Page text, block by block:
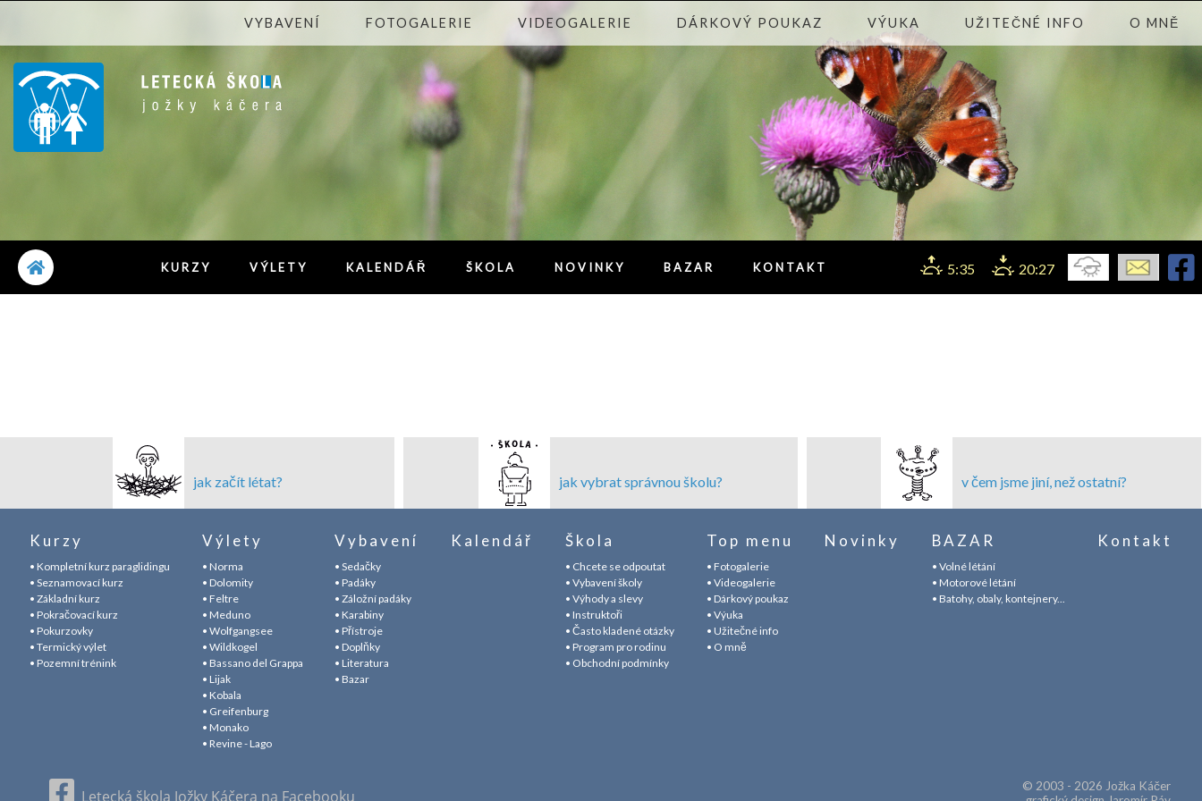
VYBAVENÍ FOTOGALERIE VIDEOGALERIE DÁRKOVÝ POUKAZ VÝUKA UŽITEČNÉ INFO O MNĚ
KURZY VÝLETY KALENDÁŘ ŠKOLA NOVINKY BAZAR KONTAKT 20:27
5:35
jak začít létat? jak vybrat správnou školu? v čem jsme jiní, než ostatní?
Kurzy
• Kompletní kurz paraglidingu
• Seznamovací kurz
• Základní kurz
• Pokračovací kurz
• Pokurzovky
• Termický výlet
• Pozemní trénink
Výlety
• Norma
• Dolomity
• Feltre
• Meduno
• Wolfgangsee
• Wildkogel
• Bassano del Grappa
• Lijak
• Kobala
• Greifenburg
• Monako
• Revine - Lago
Vybavení
• Sedačky
• Padáky
• Záložní padáky
• Karabiny
• Přístroje
• Doplňky
• Literatura
• Bazar
Kalendář Škola
• Chcete se odpoutat
• Vybavení školy
• Výhody a slevy
• Instruktoři
• Často kladené otázky
• Program pro rodinu
• Obchodní podmínky
Top menu
• Fotogalerie
• Videogalerie
• Dárkový poukaz
• Výuka
• Užitečné info
• O mně
Novinky BAZAR
• Volné létání
• Motorové létání
• Batohy, obaly, kontejnery...
Kontakt
Letecká škola Jožky Káčera na Facebooku
© 2003 - 2026 Jožka Káčer